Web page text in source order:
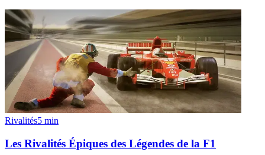
Rivalités5 min
Les Rivalités Épiques des Légendes de la F1